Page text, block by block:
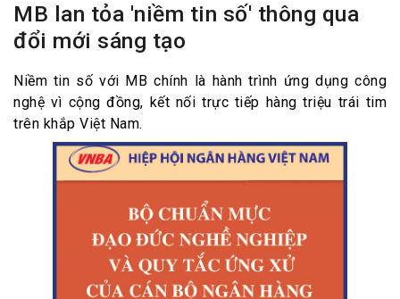
MB lan tỏa 'niềm tin số' thông qua
đổi mới sáng tạo
Niềm tin số với MB chính là hành trình ứng dụng công
nghệ vì cộng đồng, kết nối trực tiếp hàng triệu trái tim
trên khắp Việt Nam.